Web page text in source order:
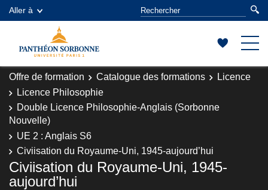
Aller à
Offre de formation Catalogue des formations
Licence
Licence Philosophie
Double Licence Philosophie-Anglais (Sorbonne
Nouvelle)
UE 2 : Anglais S6
Civiisation du Royaume-Uni, 1945-aujourd’hui
Civiisation du Royaume-Uni, 1945-
aujourd’hui